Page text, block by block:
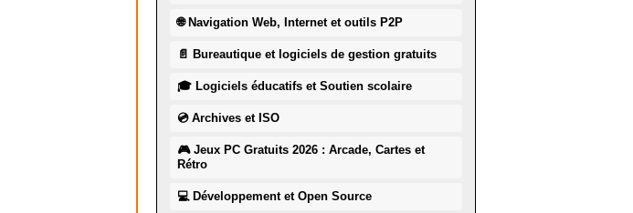
🌐 Navigation Web, Internet et outils P2P
📄 Bureautique et logiciels de gestion gratuits
🎓 Logiciels éducatifs et Soutien scolaire
💿 Archives et ISO
🎮 Jeux PC Gratuits 2026 : Arcade, Cartes et
Rétro
💻 Développement et Open Source